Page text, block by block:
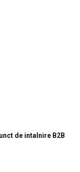
de intalnire B2B